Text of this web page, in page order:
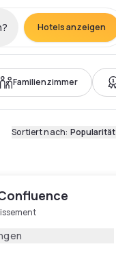
Hotels anzeigen
Familienzimmer
Sortiert nach: Popularität